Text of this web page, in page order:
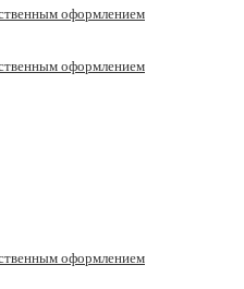
оформлением
оформлением
оформлением